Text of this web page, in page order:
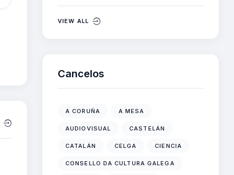
VIEW ALL
Cancelos
A CORUÑA A MESA
AUDIOVISUAL CASTELÁN
CATALÁN CELGA CIENCIA
CONSELLO DA CULTURA GALEGA